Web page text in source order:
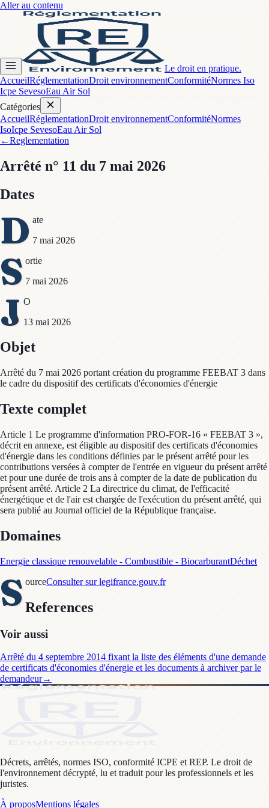
Aller au contenu
Le droit en pratique.
AccueilRéglementationDroit environnementConformitéNormes Iso
Icpe SevesoEau Air Sol
Catégories
AccueilRéglementationDroit environnementConformitéNormes
IsoIcpe SevesoEau Air Sol
←Reglementation
Arrêté n° 11 du 7 mai 2026
Dates
D ate
7 mai 2026
S ortie
7 mai 2026
J O
13 mai 2026
Objet
Arrêté du 7 mai 2026 portant création du programme FEEBAT 3 dans
le cadre du dispositif des certificats d'économies d'énergie
Texte complet
Article 1 Le programme d'information PRO-FOR-16 « FEEBAT 3 »,
décrit en annexe, est éligible au dispositif des certificats d'économies
d'énergie dans les conditions définies par le présent arrêté pour les
contributions versées à compter de l'entrée en vigueur du présent arrêté
et pour une durée de trois ans à compter de la date de publication du
présent arrêté. Article 2 La directrice du climat, de l'efficacité
énergétique et de l'air est chargée de l'exécution du présent arrêté, qui
sera publié au Journal officiel de la République française.
Domaines
Energie classique renouvelable - Combustible - BiocarburantDéchet
S ourceConsulter sur legifrance.gouv.fr
References
Voir aussi
Arrêté du 4 septembre 2014 fixant la liste des éléments d'une demande
de certificats d'économies d'énergie et les documents à archiver par le
demandeur→
Décrets, arrêtés, normes ISO, conformité ICPE et REP. Le droit de
l'environnement décrypté, lu et traduit pour les professionnels et les
juristes.
À proposMentions légales